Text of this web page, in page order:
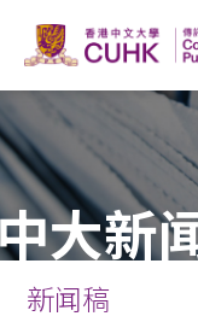
大新
新闻稿